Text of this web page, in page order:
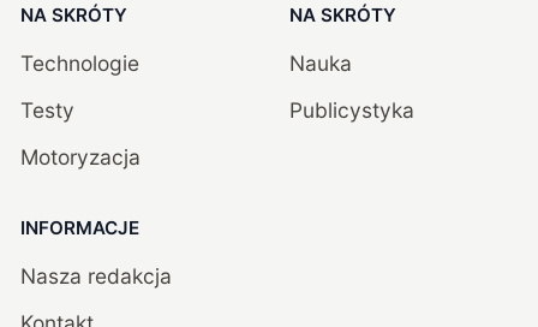
NA SKRÓTY
Technologie
Testy
Motoryzacja
NA SKRÓTY
Nauka
Publicystyka
INFORMACJE
Nasza redakcja